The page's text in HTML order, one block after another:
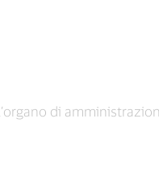
di